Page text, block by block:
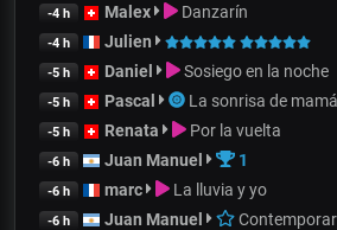
-4 h Malex Danzarín
-4 h Julien
-5 h Daniel Sosiego en la noche
-5 h Pascal La sonrisa de mamá
-5 h Renata Por la vuelta
-6 h Juan Manuel 1
-6 h marc La lluvia y yo
-6 h Juan Manuel